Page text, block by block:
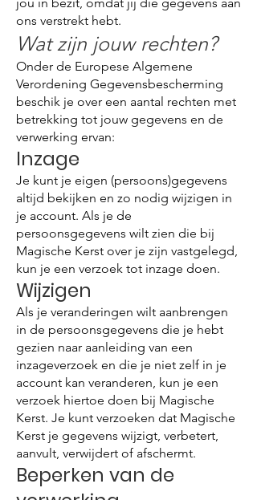
ons verstrekt hebt.
Wat zijn jouw rechten?
Onder de Europese Algemene
Verordening Gegevensbescherming
beschik je over een aantal rechten met
betrekking tot jouw gegevens en de
verwerking ervan:
Inzage
Je kunt je eigen (persoons)gegevens
altijd bekijken en zo nodig wijzigen in
je account. Als je de
persoonsgegevens wilt zien die bij
Magische Kerst over je zijn vastgelegd,
kun je een verzoek tot inzage doen.
Wijzigen
Als je veranderingen wilt aanbrengen
in de persoonsgegevens die je hebt
gezien naar aanleiding van een
inzageverzoek en die je niet zelf in je
account kan veranderen, kun je een
verzoek hiertoe doen bij Magische
Kerst. Je kunt verzoeken dat Magische
Kerst je gegevens wijzigt, verbetert,
aanvult, verwijdert of afschermt.
Beperken van de